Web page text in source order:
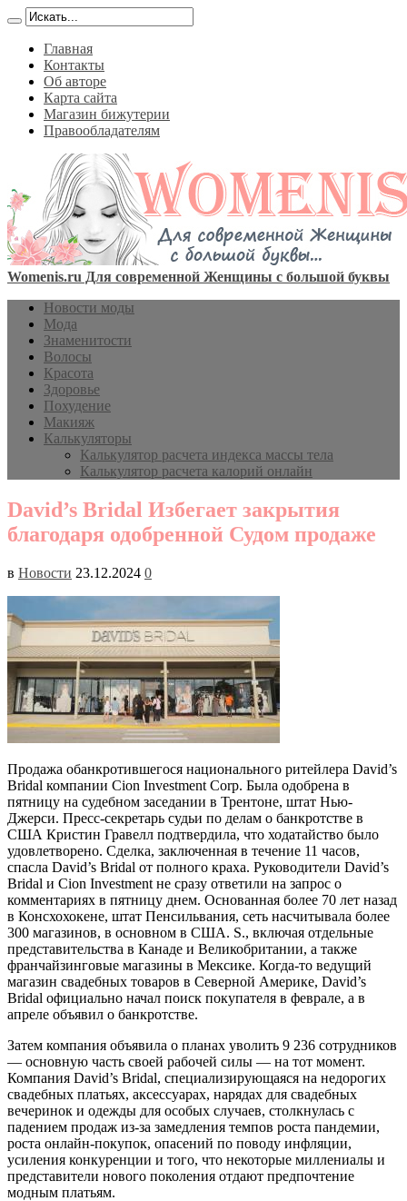
Главная
Контакты
Об авторе
Карта сайта
Магазин бижутерии
Правообладателям
Womenis.ru Для современной Женщины с большой буквы
Новости моды
Мода
Знаменитости
Волосы
Красота
Здоровье
Похудение
Макияж
Калькуляторы
Калькулятор расчета индекса массы тела
Калькулятор расчета калорий онлайн
David’s Bridal Избегает закрытия
благодаря одобренной Судом продаже
в Новости 23.12.2024 0
Продажа обанкротившегося национального ритейлера David’s
Bridal компании Cion Investment Corp. Была одобрена в
пятницу на судебном заседании в Трентоне, штат Нью-
Джерси. Пресс-секретарь судьи по делам о банкротстве в
США Кристин Гравелл подтвердила, что ходатайство было
удовлетворено. Сделка, заключенная в течение 11 часов,
спасла David’s Bridal от полного краха. Руководители David’s
Bridal и Cion Investment не сразу ответили на запрос о
комментариях в пятницу днем. Основанная более 70 лет назад
в Консхохокене, штат Пенсильвания, сеть насчитывала более
300 магазинов, в основном в США. S., включая отдельные
представительства в Канаде и Великобритании, а также
франчайзинговые магазины в Мексике. Когда-то ведущий
магазин свадебных товаров в Северной Америке, David’s
Bridal официально начал поиск покупателя в феврале, а в
апреле объявил о банкротстве.
Затем компания объявила о планах уволить 9 236 сотрудников
— основную часть своей рабочей силы — на тот момент.
Компания David’s Bridal, специализирующаяся на недорогих
свадебных платьях, аксессуарах, нарядах для свадебных
вечеринок и одежды для особых случаев, столкнулась с
падением продаж из-за замедления темпов роста пандемии,
роста онлайн-покупок, опасений по поводу инфляции,
усиления конкуренции и того, что некоторые миллениалы и
представители нового поколения отдают предпочтение
модным платьям.